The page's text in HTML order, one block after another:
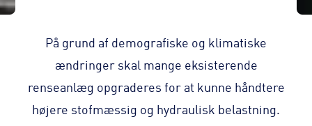
På grund af demografiske og klimatiske
ændringer skal mange eksisterende
renseanlæg opgraderes for at kunne håndtere
højere stofmæssig og hydraulisk belastning.